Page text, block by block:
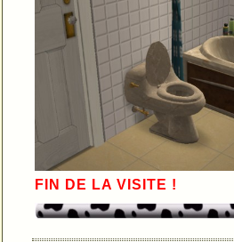
FIN DE LA VISITE !